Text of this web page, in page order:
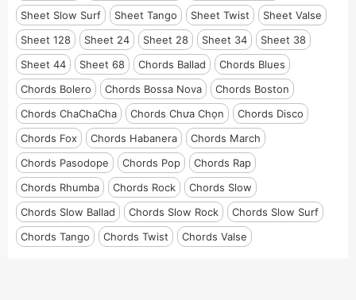
Sheet Slow Surf
Sheet Tango Sheet Twist
Sheet Valse
Sheet 128
Sheet 24 Sheet 28 Sheet 34
Sheet 38
Sheet 44
Sheet 68 Chords Ballad
Chords Blues
Chords Bolero
Chords Bossa Nova
Chords Boston
Chords ChaChaCha
Chords Chưa Chọn
Chords Disco
Chords Fox
Chords Habanera
Chords March
Chords Pasodope
Chords Pop
Chords Rap
Chords Rhumba
Chords Rock
Chords Slow
Chords Slow Ballad
Chords Slow Rock
Chords Slow Surf
Chords Tango
Chords Twist Chords Valse